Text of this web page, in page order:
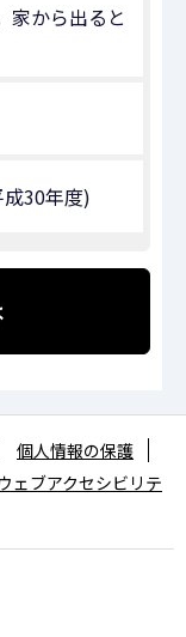
家から出ると
30年度)
個人情報の保護
ウェブアクセシビリテ